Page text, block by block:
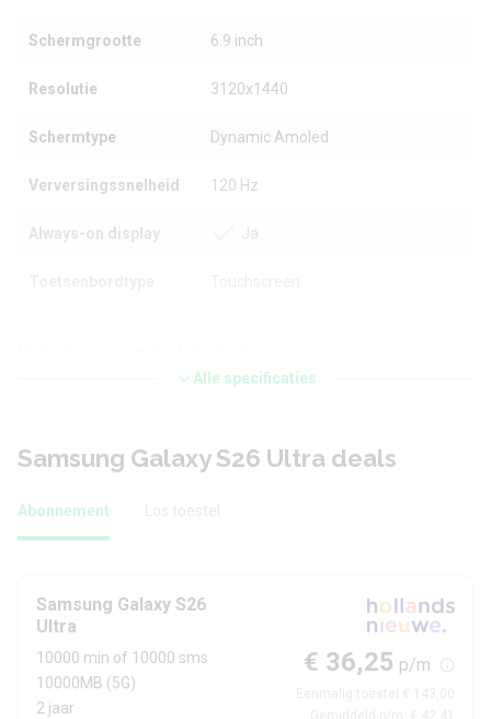
Schermgrootte 6.9 inch
Resolutie 3120x1440
Schermtype Dynamic Amoled
Verversingssnelheid 120 Hz
Always-on display Ja
Uitbreidbaar geheugen
Camera achterkant
Alle specificaties
Samsung Galaxy S26 Ultra deals
Abonnement
Samsung Galaxy S26
Ultra
10000 min of 10000 sms
10000MB (5G)
2 jaar
€ 36,25 p/m